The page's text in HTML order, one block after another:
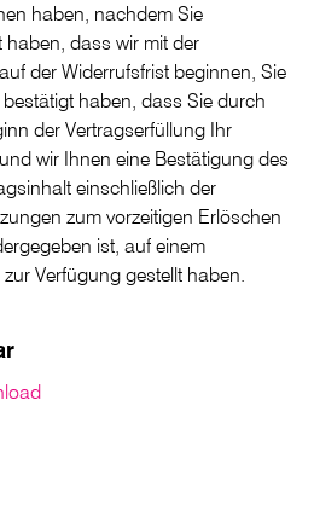
haben, nachdem Sie
dass wir mit der
der Widerrufsfrist beginnen, Sie
haben, dass Sie durch
der Vertragserfüllung Ihr
wir Ihnen eine Bestätigung des
einschließlich der
zum vorzeitigen Erlöschen
ist, auf einem
Verfügung gestellt haben.